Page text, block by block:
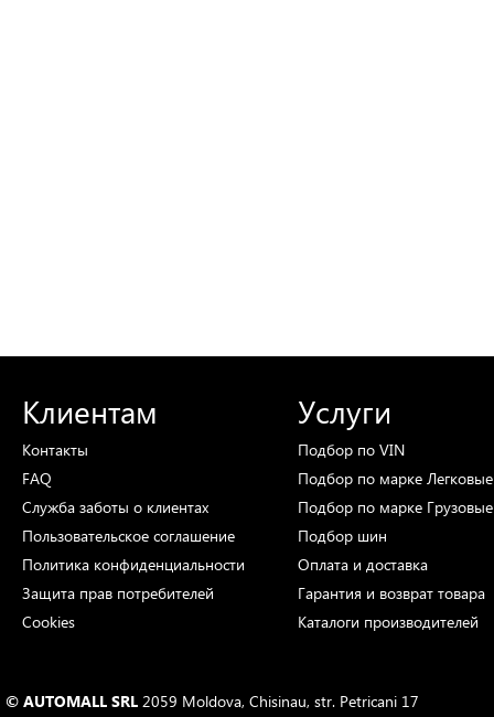
Клиентам
Контакты
FAQ
Служба заботы о клиентах
Пользовательское соглашение
Политика конфиденциальности
Защита прав потребителей
Cookies
Услуги
Подбор по VIN
Подбор по марке
Подбор по марке
Подбор шин
Оплата и доставка
Гарантия и возврат товара
Каталоги производителей
© AUTOMALL SRL 2059 Moldova, Chisinau, str. Petricani 17